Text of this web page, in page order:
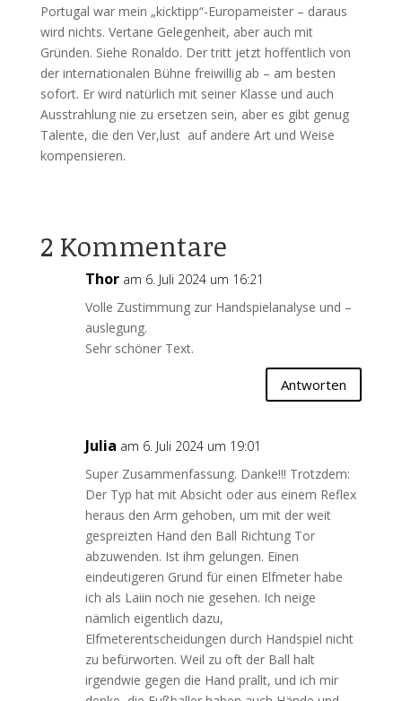
Portugal war mein „kicktipp“-Europameister – daraus
wird nichts. Vertane Gelegenheit, aber auch mit
Gründen. Siehe Ronaldo. Der tritt jetzt hoffentlich von
der internationalen Bühne freiwillig ab – am besten
sofort. Er wird natürlich mit seiner Klasse und auch
Ausstrahlung nie zu ersetzen sein, aber es gibt genug
Talente, die den Ver,lust auf andere Art und Weise
kompensieren.
2 Kommentare
Thor am 6. Juli 2024 um 16:21
Volle Zustimmung zur Handspielanalyse und –
auslegung.
Sehr schöner Text.
Antworten
Julia am 6. Juli 2024 um 19:01
Super Zusammenfassung. Danke!!! Trotzdem:
Der Typ hat mit Absicht oder aus einem Reflex
heraus den Arm gehoben, um mit der weit
gespreizten Hand den Ball Richtung Tor
abzuwenden. Ist ihm gelungen. Einen
eindeutigeren Grund für einen Elfmeter habe
ich als Laiin noch nie gesehen. Ich neige
nämlich eigentlich dazu,
Elfmeterentscheidungen durch Handspiel nicht
zu befürworten. Weil zu oft der Ball halt
irgendwie gegen die Hand prallt, und ich mir